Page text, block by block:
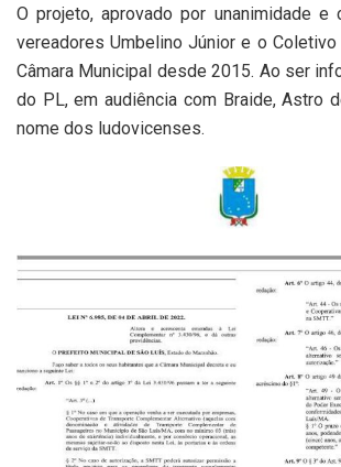
O projeto, aprovado por unanimidade e
vereadores Umbelino Júnior e o Coletivo
Câmara Municipal desde 2015. Ao ser
do PL, em audiência com Braide, Astro
nome dos ludovicenses.